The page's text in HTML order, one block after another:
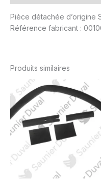
Pièce détachée d’origine
Référence fabricant :
Produits similaires